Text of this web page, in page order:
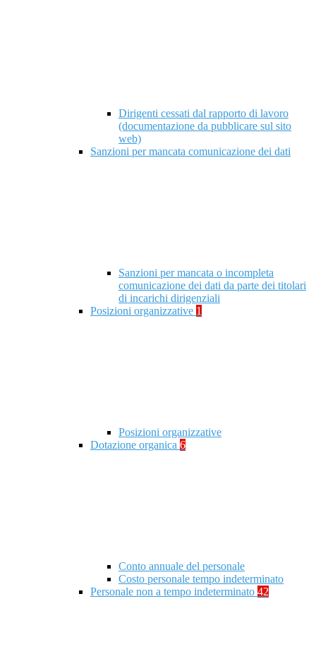
Dirigenti cessati dal rapporto di lavoro
(documentazione da pubblicare sul sito
web)
Sanzioni per mancata comunicazione dei dati
Sanzioni per mancata o incompleta
comunicazione dei dati da parte dei titolari
di incarichi dirigenziali
Posizioni organizzative 1
Posizioni organizzative
Dotazione organica 6
Conto annuale del personale
Costo personale tempo indeterminato
Personale non a tempo indeterminato 42